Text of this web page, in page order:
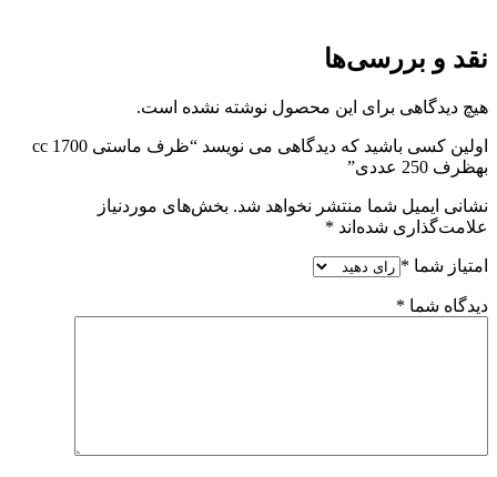
نقد و بررسی‌ها
هیچ دیدگاهی برای این محصول نوشته نشده است.
اولین کسی باشید که دیدگاهی می نویسد “ظرف ماستی 1700 cc
بهظرف 250 عددی”
نشانی ایمیل شما منتشر نخواهد شد. بخش‌های موردنیاز
علامت‌گذاری شده‌اند *
امتیاز شما *
دیدگاه شما *